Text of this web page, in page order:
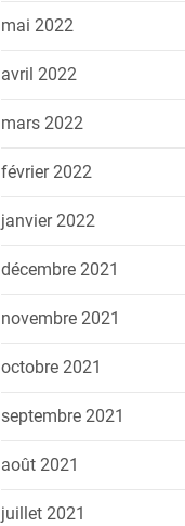
mai 2022
avril 2022
mars 2022
février 2022
janvier 2022
décembre 2021
novembre 2021
octobre 2021
septembre 2021
août 2021
juillet 2021